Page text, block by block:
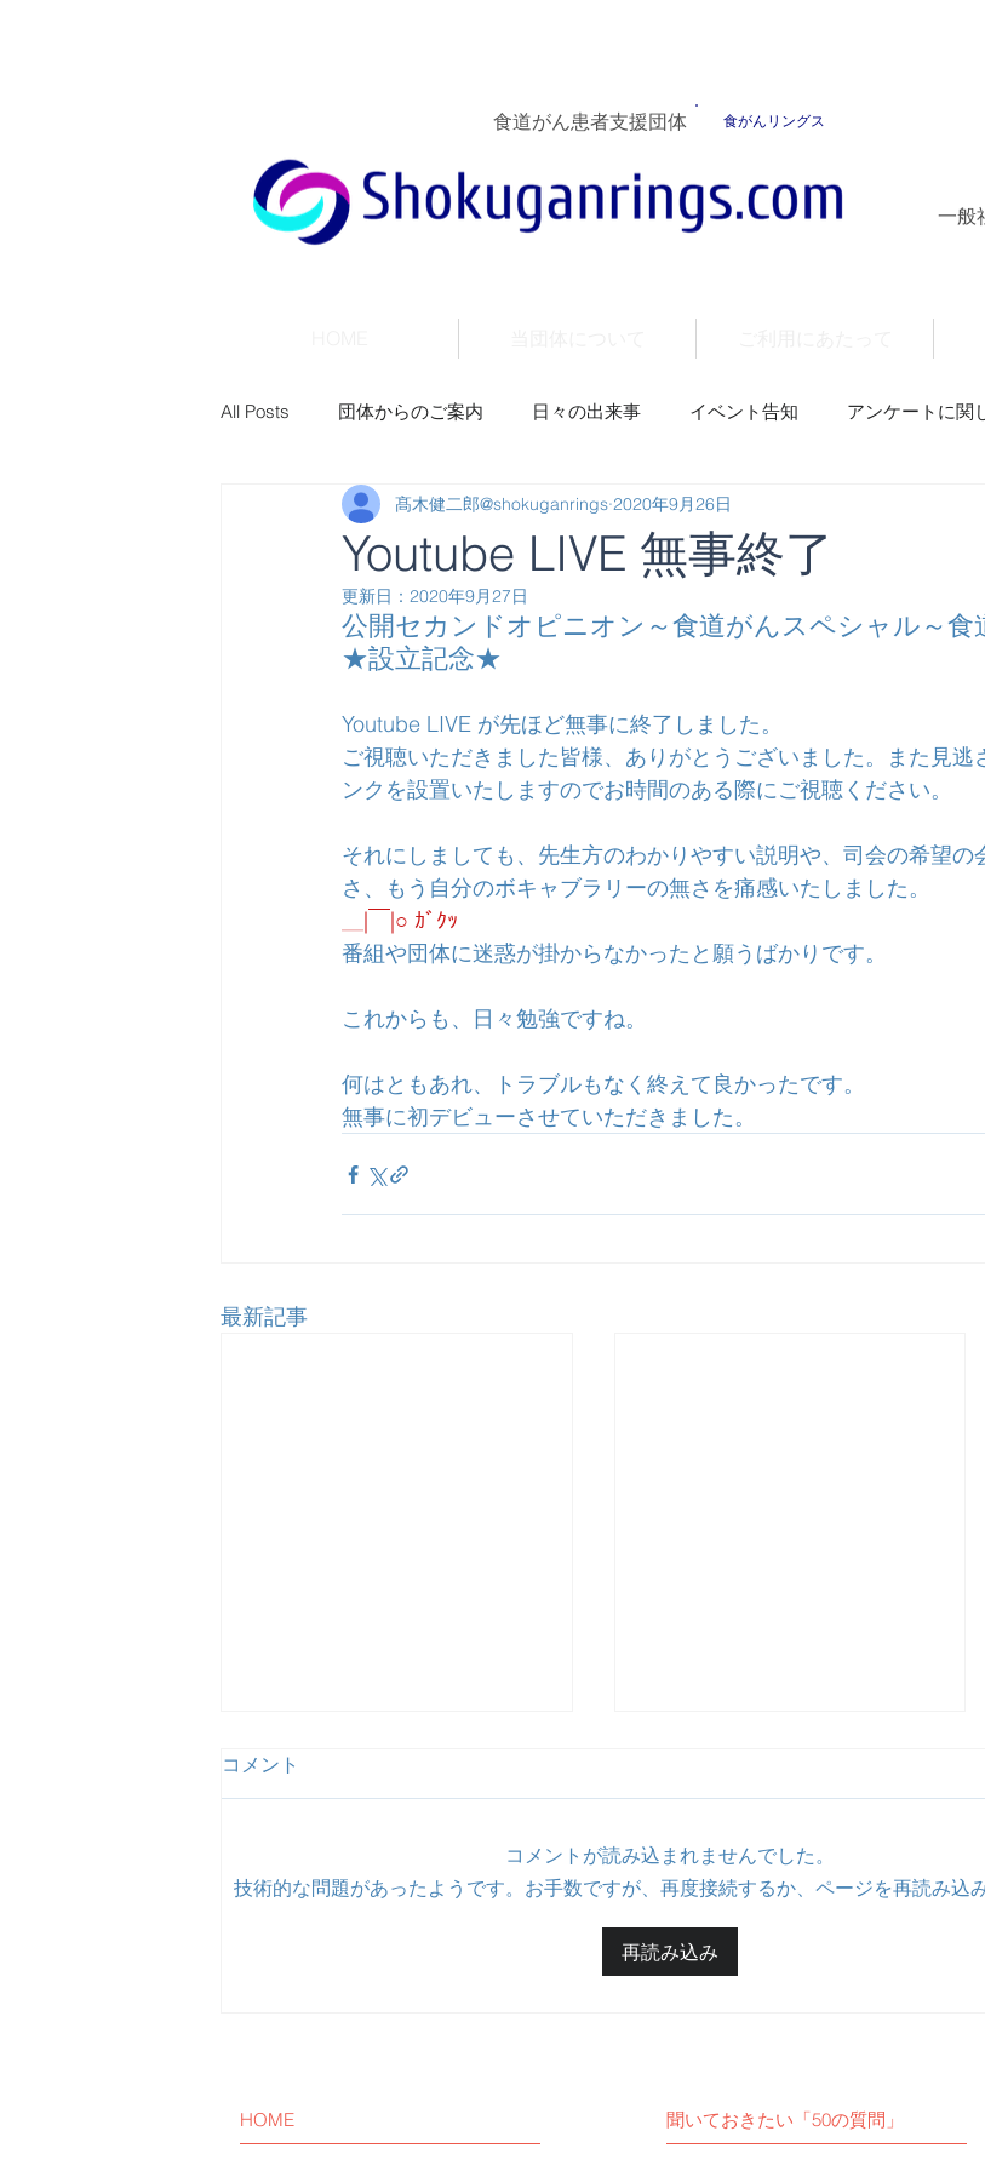
食道がん患者支援団体 食がんリングス
一般
All Posts 団体からのご案内 日々の出来事 イベント告知 アンケートに関
Youtube LIVE 無事終了
髙木健二郎@shokuganrings 2020年9月26日
更新日： 2020年9月27日
公開セカンドオピニオン～食道がんスペシャル～食
★設立記念★
Youtube LIVE が先ほど無事に終了しました。
ご視聴いただきました皆様、ありがとうございました。また見逃
ンクを設置いたしますのでお時間のある際にご視聴ください。
それにしましても、先生方のわかりやすい説明や、司会の希望の
さ、もう自分のボキャブラリーの無さを痛感いたしました。
＿|￣|○ ｶﾞｸｯ
番組や団体に迷惑が掛からなかったと願うばかりです。
これからも、日々勉強ですね。
何はともあれ、トラブルもなく終えて良かったです。
無事に初デビューさせていただきました。
最新記事
【活動報告】食道癌術後患者
さん教室に参加しました。
コメント
コメントが読み込まれませんでした。
技術的な問題があったようです。お手数ですが、再度接続するか、ページを再読み込
再読み込み
HOME 聞いておきたい「50の質問」